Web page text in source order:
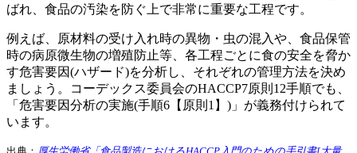
ばれ、食品の汚染を防ぐ上で非常に重要な工程です。
例えば、原材料の受け入れ時の異物・虫の混入や、食品保管
時の病原微生物の増殖防止等、各工程ごとに食の安全を脅か
す危害要因(ハザード)を分析し、それぞれの管理方法を決め
ましょう。コーデックス委員会のHACCP7原則12手順でも、
「危害要因分析の実施(手順6【原則1】)」が義務付けられて
います。